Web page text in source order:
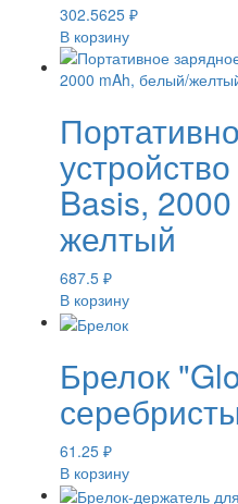
302.5625 ₽
В корзину
Basis,
желтый
687.5 ₽
В корзину
Брелок
61.25 ₽
В корзину